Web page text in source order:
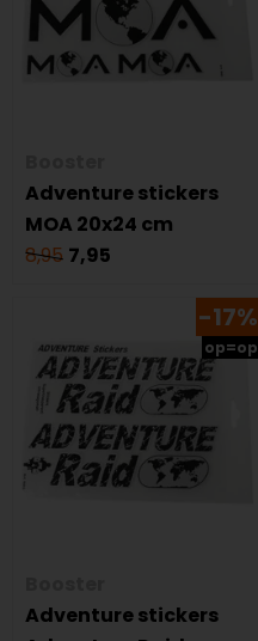
Adventure stickers
MOA 20x24 cm
8,95 7,95
-17%
op=op
Adventure stickers